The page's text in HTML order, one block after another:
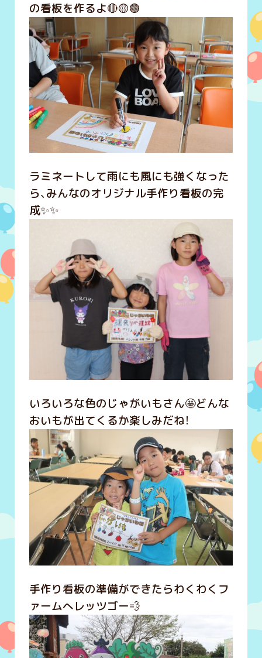
の看板を作るよ🔴🟡🟢
ラミネートして雨にも風にも強くなった
ら、みんなのオリジナル手作り看板の完
成✨✨
いろいろな色のじゃがいもさん🤩どんな
おいもが出てくるか楽しみだね！
手作り看板の準備ができたらわくわくフ
ァームへレッツゴー💨